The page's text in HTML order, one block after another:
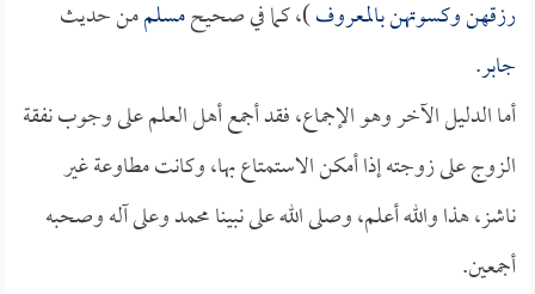
رزقهن وكسوتهن بالمعروف)، كما في صحيحمسلممن حديث
جابر.
أما الدليل الآخر وهو الإجماع، فقد أجمع أهل العلم على وجوب نفقة
الزوج على زوجته إذا أمكن الاستمتاع بها، وكانت مطاوعة غير
ناشز، هذا والله أعلم، وصلى الله على نبينا محمد وعلى آله وصحبه
أجمعين.